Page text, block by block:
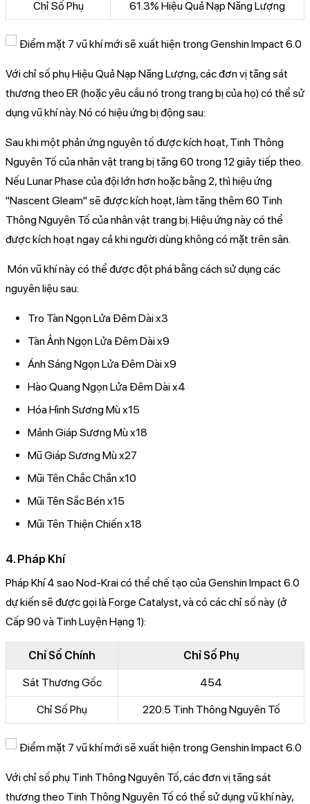
Chỉ Số Phụ 61.3% Hiệu Quả Nạp Năng Lượng
Với chỉ số phụ Hiệu Quả Nạp Năng Lượng, các đơn vị tăng sát
thương theo ER (hoặc yêu cầu nó trong trang bị của họ) có thể sử
dụng vũ khí này. Nó có hiệu ứng bị động sau:
Sau khi một phản ứng nguyên tố được kích hoạt, Tinh Thông
Nguyên Tố của nhân vật trang bị tăng 60 trong 12 giây tiếp theo.
Nếu Lunar Phase của đội lớn hơn hoặc bằng 2, thì hiệu ứng
"Nascent Gleam" sẽ được kích hoạt, làm tăng thêm 60 Tinh
Thông Nguyên Tố của nhân vật trang bị. Hiệu ứng này có thể
được kích hoạt ngay cả khi người dùng không có mặt trên sân.
Món vũ khí này có thể được đột phá bằng cách sử dụng các
nguyên liệu sau:
Tro Tàn Ngọn Lửa Đêm Dài x3
Tàn Ảnh Ngọn Lửa Đêm Dài x9
Ánh Sáng Ngọn Lửa Đêm Dài x9
Hào Quang Ngọn Lửa Đêm Dài x4
Hóa Hình Sương Mù x15
Mảnh Giáp Sương Mù x18
Mũ Giáp Sương Mù x27
Mũi Tên Chắc Chắn x10
Mũi Tên Sắc Bén x15
Mũi Tên Thiện Chiến x18
4. Pháp Khí
Pháp Khí 4 sao Nod-Krai có thể chế tạo của Genshin Impact 6.0
dự kiến sẽ được gọi là Forge Catalyst, và có các chỉ số này (ở
Cấp 90 và Tinh Luyện Hạng 1):
Chỉ Số Chính Chỉ Số Phụ
Sát Thương Gốc 454
Chỉ Số Phụ 220.5 Tinh Thông Nguyên Tố
Với chỉ số phụ Tinh Thông Nguyên Tố, các đơn vị tăng sát
thương theo Tinh Thông Nguyên Tố có thể sử dụng vũ khí này,